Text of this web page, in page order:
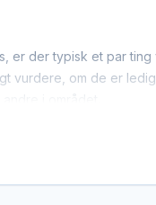
er der typisk et par
vurdere, om de er
og mange